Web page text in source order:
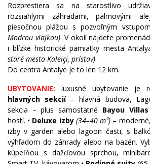
Rozprestiera sa na starostlivo
rozsiahlymi záhradami, palmovými
piesočnou plážou s pozvoľným
Modrou vlajkou). V okolí nájdete
i blízke historické pamiatky mesta
staré mesto Kaleiçi, prístav).
Do centra Antalye je to len 12 km.
UBYTOVANIE: luxusné ubytovanie je
hlavných sekcií– hlavná budova,
sekcia – plus samostatné Bayou Villas
hostí. • Deluxe izby (34–40 m²) –
izby v garden alebo lagoon časti, s
výhľadom do záhrady alebo na bazén.
kúpeľňou s dažďovou sprchou,